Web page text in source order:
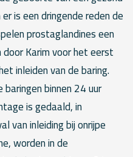
is een dringende reden de
prostaglandines een
Karim voor het eerst
inleiden van de baring.
binnen 24 uur
is gedaald, in
van inleiding bij onrijpe
worden in de